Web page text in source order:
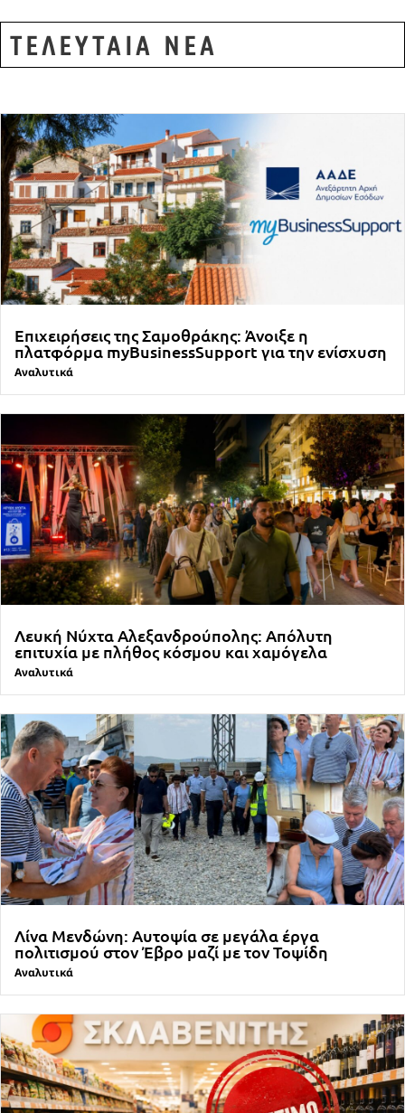
ΤΕΛΕΥΤΑΙΑ ΝΕΑ
Επιχειρήσεις της Σαμοθράκης: Άνοιξε η
πλατφόρμα myBusinessSupport για την ενίσχυση
Αναλυτικά
Λευκή Νύχτα Αλεξανδρούπολης: Απόλυτη
επιτυχία με πλήθος κόσμου και χαμόγελα
Αναλυτικά
Λίνα Μενδώνη: Αυτοψία σε μεγάλα έργα
πολιτισμού στον Έβρο μαζί με τον Τοψίδη
Αναλυτικά